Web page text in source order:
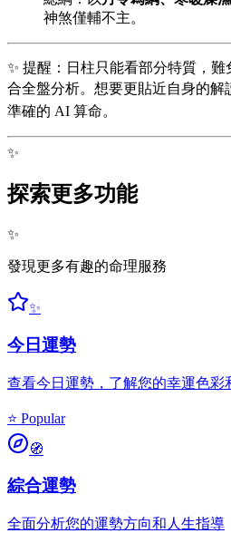
神煞僅輔不主。
✨ 提醒：日柱只能看部分特質，
合全盤分析。想要更貼近自身的解
準確的 AI 算命。
✨
探索更多功能
✨
發現更多有趣的命理服務
✨
今日運勢
查看今日運勢，了解您的幸運色彩
⭐ Popular
🧭
綜合運勢
全面分析您的運勢方向和人生指導